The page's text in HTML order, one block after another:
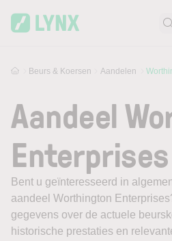
Beurs & Koersen Aandelen
Aandeel
Enterprises
Bent u geïnteresseerd in
aandeel Worthington
gegevens over de actuele
historische prestaties en